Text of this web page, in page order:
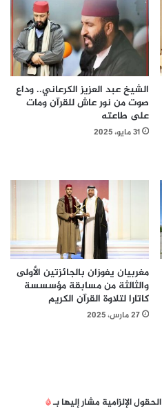
الشيخ عبد العزيز الكرعاني.. وداع
صوت من نور عاش للقرآن ومات
على طاعته
31 مايو، 2025
مغربيان يفوزان بالجائزتين الأولى
والثالثة من مسابقة مؤسسسة
كاتارا لتلاوة القرآن الكريم
27 مارس، 2025
الحقول الإلزامية مشار إليها بـ*